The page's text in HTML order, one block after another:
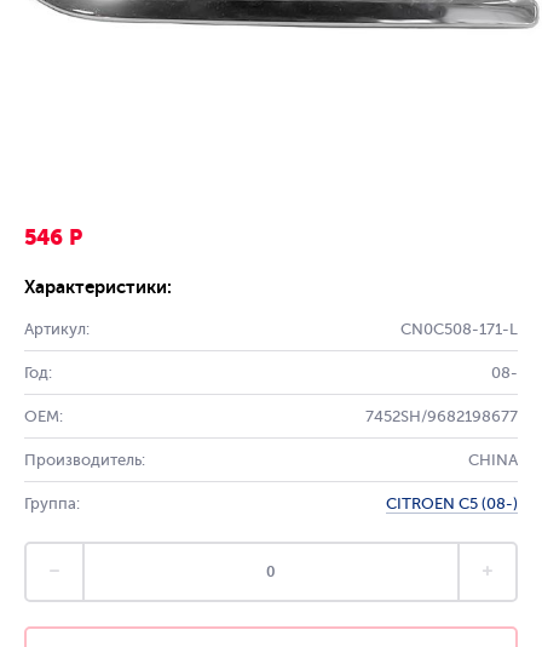
546 Р
Характеристики:
Артикул: CN0C508-171-L
Год: 08-
OEM: 7452SH/9682198677
Производитель: CHINA
Группа: CITROEN C5 (08-)